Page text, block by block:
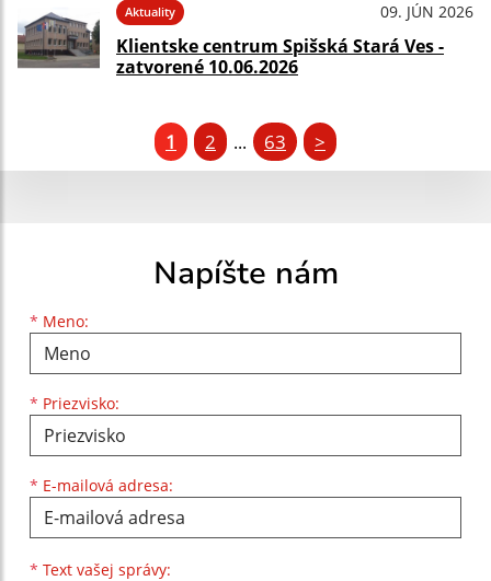
Aktuality 09. JÚN 2026
Klientske centrum Spišská Stará Ves -
zatvorené 10.06.2026
1 2 ... 63 >
Napíšte nám
* Meno:
Meno
* Priezvisko:
Priezvisko
* E-mailová adresa:
E-mailová adresa
* Text vašej správy: